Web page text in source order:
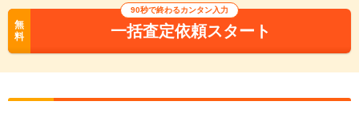
無
料
90秒で終わるカンタン入力
一括査定依頼スタート